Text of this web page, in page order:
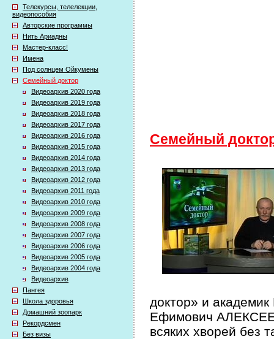
Телекурсы, телелекции,
видеопособия
Авторские программы
Нить Ариадны
Мастер-класс!
Имена
Под солнцем Ойкумены
Семейный доктор
Видеоархив 2020 года
Видеоархив 2019 года
Видеоархив 2018 года
Видеоархив 2017 года
Видеоархив 2016 года
Видеоархив 2015 года
Видеоархив 2014 года
Видеоархив 2013 года
Видеоархив 2012 года
Видеоархив 2011 года
Видеоархив 2010 года
Видеоархив 2009 года
Видеоархив 2008 года
Видеоархив 2007 года
Видеоархив 2006 года
Видеоархив 2005 года
Видеоархив 2004 года
Видеоархив
Пангея
Школа здоровья
Домашний зоопарк
Рекордсмен
Без визы
Семейный
доктор» и
Ефимович
всяких хворей без